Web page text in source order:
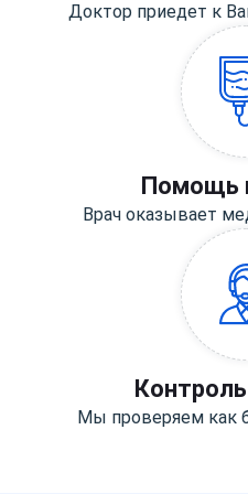
Доктор приедет к
Помощь
Врач оказывает
Мы проверяем как